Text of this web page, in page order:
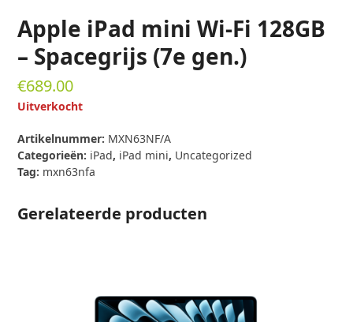
Apple iPad mini Wi-Fi 128GB
– Spacegrijs (7e gen.)
€689.00
Uitverkocht
Artikelnummer: MXN63NF/A
Categorieën: iPad, iPad mini, Uncategorized
Tag: mxn63nfa
Gerelateerde producten